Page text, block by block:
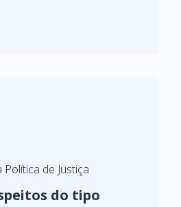
de Justiça
do tipo